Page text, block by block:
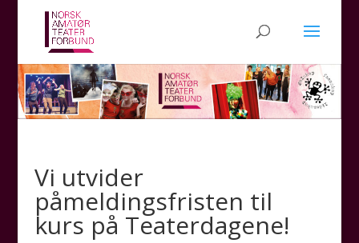
Vi utvider
påmeldingsfristen til
kurs på Teaterdagene!